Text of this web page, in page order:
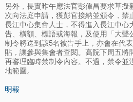
另外，長實昨午應法官彭偉昌要求草
次向法庭申請，獲彭官接納並頒令，禁
長江中心集會人士，不得進入長江中心
告、橫額、標語或海報，及使用「大聲
制令將送到該5名被告手上，亦會在代
貼，讓參與集會者查閱。高院下周五將
再審理臨時禁制令內容。不過，禁令並
地範圍。
明報